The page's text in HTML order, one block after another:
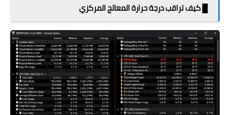
█ كيف تراقب درجة حرارة المعالج المركزي